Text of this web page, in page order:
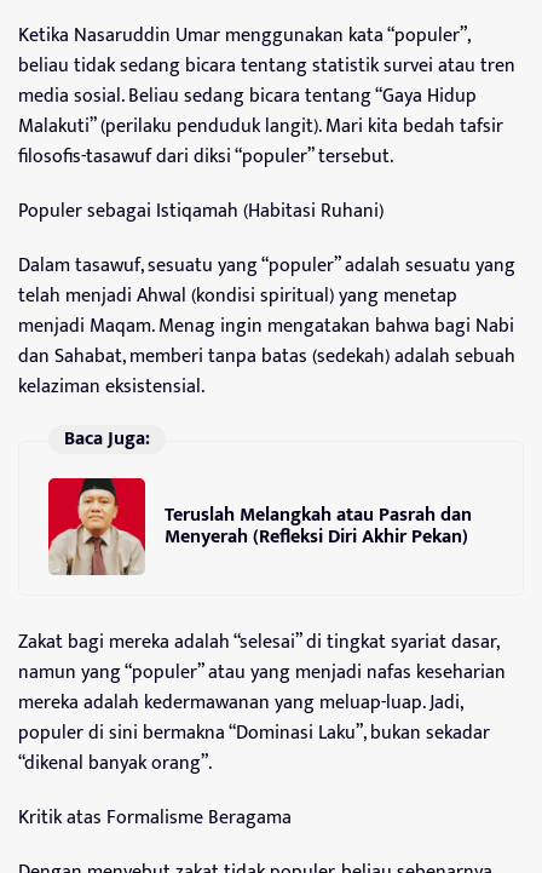
Ketika Nasaruddin Umar menggunakan kata “populer”,
beliau tidak sedang bicara tentang statistik survei atau tren
media sosial. Beliau sedang bicara tentang “Gaya Hidup
Malakuti” (perilaku penduduk langit). Mari kita bedah tafsir
filosofis-tasawuf dari diksi “populer” tersebut.
Populer sebagai Istiqamah (Habitasi Ruhani)
Dalam tasawuf, sesuatu yang “populer” adalah sesuatu yang
telah menjadi Ahwal (kondisi spiritual) yang menetap
menjadi Maqam. Menag ingin mengatakan bahwa bagi Nabi
dan Sahabat, memberi tanpa batas (sedekah) adalah sebuah
kelaziman eksistensial.
Baca Juga:
Teruslah Melangkah atau Pasrah dan
Menyerah (Refleksi Diri Akhir Pekan)
Zakat bagi mereka adalah “selesai” di tingkat syariat dasar,
namun yang “populer” atau yang menjadi nafas keseharian
mereka adalah kedermawanan yang meluap-luap. Jadi,
populer di sini bermakna “Dominasi Laku”, bukan sekadar
“dikenal banyak orang”.
Kritik atas Formalisme Beragama